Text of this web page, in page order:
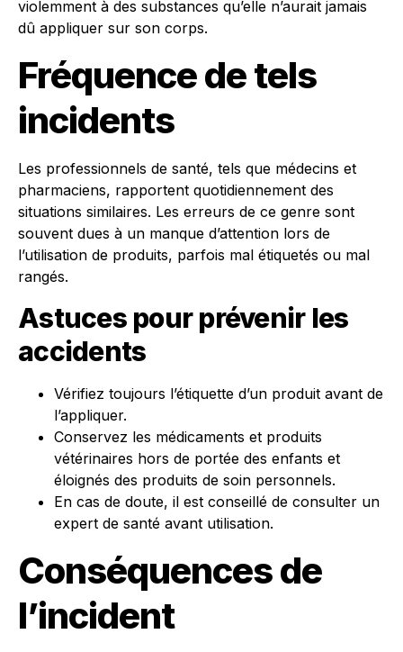
violemment à des substances qu’elle n’aurait jamais
dû appliquer sur son corps.
Fréquence de tels
incidents
Les professionnels de santé, tels que médecins et
pharmaciens, rapportent quotidiennement des
situations similaires. Les erreurs de ce genre sont
souvent dues à un manque d’attention lors de
l’utilisation de produits, parfois mal étiquetés ou mal
rangés.
Astuces pour prévenir les
accidents
Vérifiez toujours l’étiquette d’un produit avant de
l’appliquer.
Conservez les médicaments et produits
vétérinaires hors de portée des enfants et
éloignés des produits de soin personnels.
En cas de doute, il est conseillé de consulter un
expert de santé avant utilisation.
Conséquences de
l’incident